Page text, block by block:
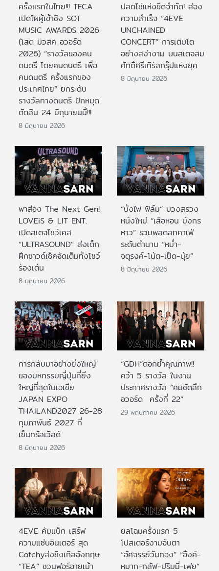
ครั้งแรกในไทย!!! TECA
เปิดโผผู้เข้าชิง SOT
MUSIC AWARDS 2026
(โสต มิวสิค อวอร์ด
2026) “รางวัลของคน
ดนตรี โดยคนดนตรี เพื่อ
คนดนตรี ครั้งแรกของ
ประเทศไทย” ยกระดับ
รางวัลทางดนตรี ปักหมุด
ตัดสิน 24 มิถุนายนนี้!!!
8 มิถุนายน 2026
ปลดโซ่แห่งขีดจำกัด! ส่อง
ความสำเร็จ “4EVE
UNCHAINED
CONCERT” การเติบโต
อย่างสง่างาม บนสเตจสม
ศักดิ์ศรีเกิร์ลกรุ๊ปแห่งยุค
8 มิถุนายน 2026
พาส่อง The Next Gen!
LOVEiS & LIT ENT.
เปิดสเตจโชว์เคส
“ULTRASOUND” ส่งเด็ก
ฝึกซาวด์เช็คจัดเต็มทั้งโชว์
ร้องเต้น
8 มิถุนายน 2026
“บั้งไฟ ฟิล์ม” บวงสรวง
หนังใหม่ “เสือหอน มังกร
หาว” รวมพลตลกคาเฟ่
ระดับตำนาน “หม่ำ-
จตุรงค์-โน้ต-เป็ด-นุ้ย”
8 มิถุนายน 2026
การกลับมาอย่างยิ่งใหญ่
ของมหกรรมญี่ปุ่นที่ยิ่ง
ใหญ่ที่สุดในเอเชีย
JAPAN EXPO
THAILAND2027 26-28
กุมภาพันธ์ 2027 ที่
เซ็นทรัลเวิลด์
8 มิถุนายน 2026
“GDH”ตอกย้ำคุณภาพ!!
คว้า 5 รางวัล ในงาน
ประกาศรางวัล “คมชัดลึก
อวอร์ด ครั้งที่ 22”
29 พฤษภาคม 2026
4EVE คัมแบ็ก เสิร์ฟ
ความแซ่บอินเตอร์ สุด
Catchyส่งซิงเกิลอังกฤษ
“TEA” ชวนฟอร์อายเม้า
ยลโฉมครั้งแรก 5
โปสเตอร์งามจับตา
“อัศจรรย์วันทอง” “อิ้งค์-
หมาก-กลัฟ-ปริมมี่-เฟย”